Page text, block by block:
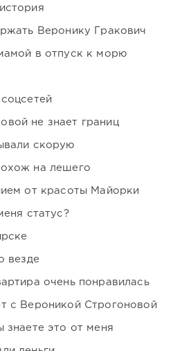
Веронику Гракович
в отпуск к морю
не знает границ
скорую
на лешего
от красоты Майорки
статус?
везде
очень понравилась
с Вероникой Строгоновой
знаете это от меня